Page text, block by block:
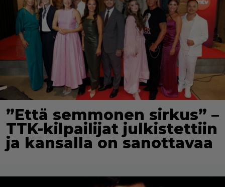
”Että semmonen sirkus” –
TTK-kilpailijat julkistettiin
ja kansalla on sanottavaa